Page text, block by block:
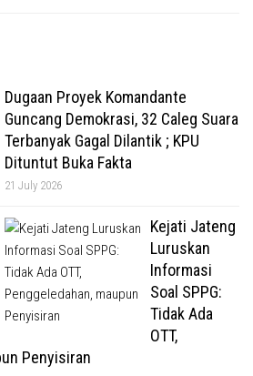
Dugaan Proyek Komandante
Guncang Demokrasi, 32 Caleg Suara
Terbanyak Gagal Dilantik ; KPU
Dituntut Buka Fakta
21 July 2026
Kejati Jateng
Luruskan
Informasi
Soal SPPG:
Tidak Ada
OTT,
Penyisiran